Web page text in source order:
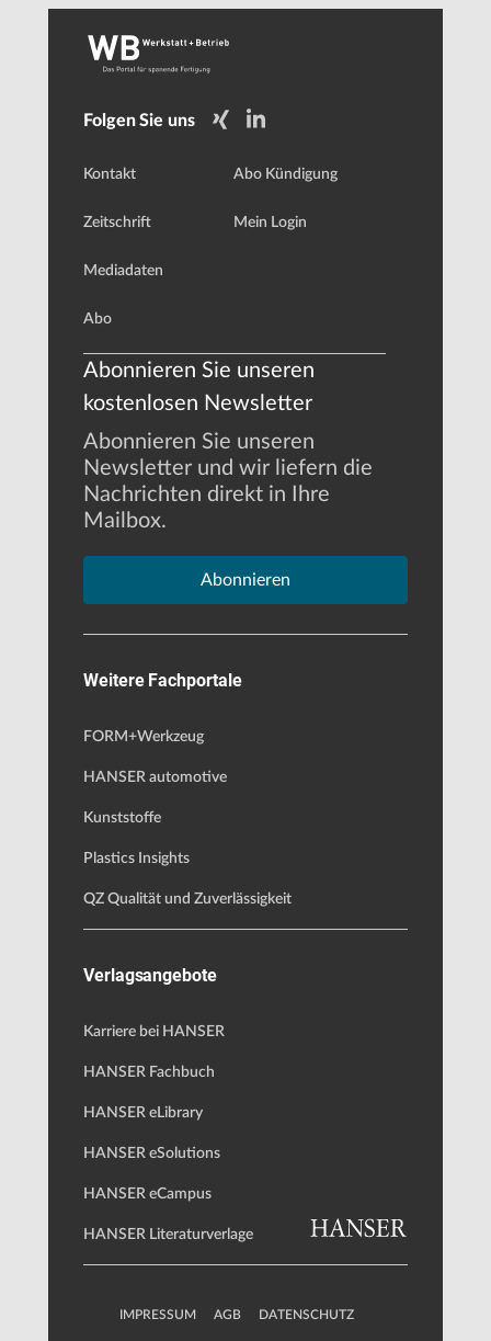
Folgen Sie uns
Kontakt
Zeitschrift
Mediadaten
Abo
Abo Kündigung
Mein Login
Abonnieren Sie unseren
kostenlosen Newsletter
Abonnieren Sie unseren
Newsletter und wir liefern die
Nachrichten direkt in Ihre
Mailbox.
Abonnieren
Weitere Fachportale
FORM+Werkzeug
HANSER automotive
Kunststoffe
Plastics Insights
QZ Qualität und Zuverlässigkeit
Verlagsangebote
Karriere bei HANSER
HANSER Fachbuch
HANSER eLibrary
HANSER eSolutions
HANSER eCampus
HANSER Literaturverlage
IMPRESSUM AGB DATENSCHUTZ